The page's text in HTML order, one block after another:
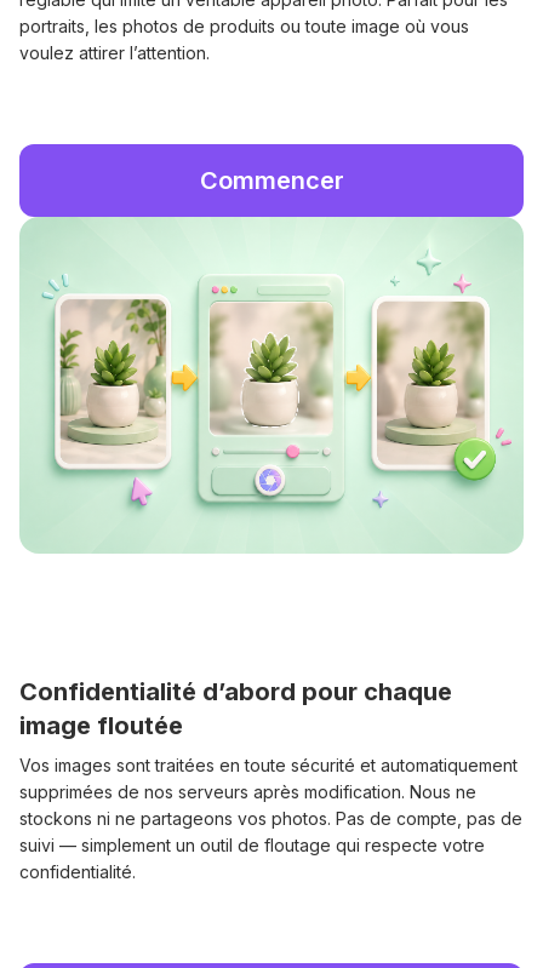
portraits, les photos de produits ou toute image où vous
voulez attirer l’attention.
Commencer
Confidentialité d’abord pour chaque
image floutée
Vos images sont traitées en toute sécurité et automatiquement
supprimées de nos serveurs après modification. Nous ne
stockons ni ne partageons vos photos. Pas de compte, pas de
suivi — simplement un outil de floutage qui respecte votre
confidentialité.